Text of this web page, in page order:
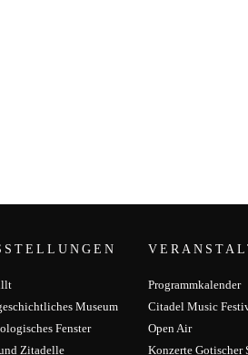
Museum
Fenster
Zitadelle
Programmkalender
Citadel Music
Open Air
Konzerte Gotischer